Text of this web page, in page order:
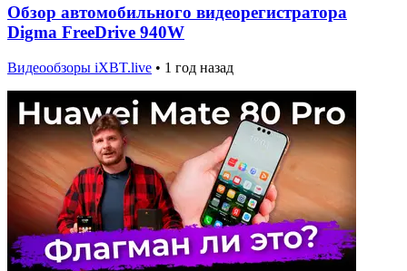
Обзор автомобильного видеорегистратора
Digma FreeDrive 940W
Видеообзоры iXBT.live • 1 год назад